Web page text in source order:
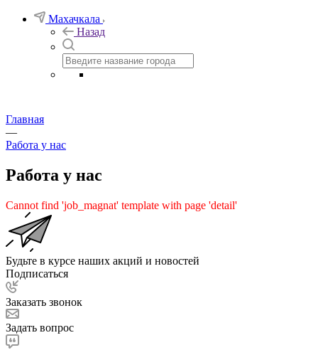
Махачкала
Назад
Главная
—
Работа у нас
Работа у нас
Cannot find 'job_magnat' template with page 'detail'
Будьте в курсе наших акций и новостей
Подписаться
Заказать звонок
Задать вопрос